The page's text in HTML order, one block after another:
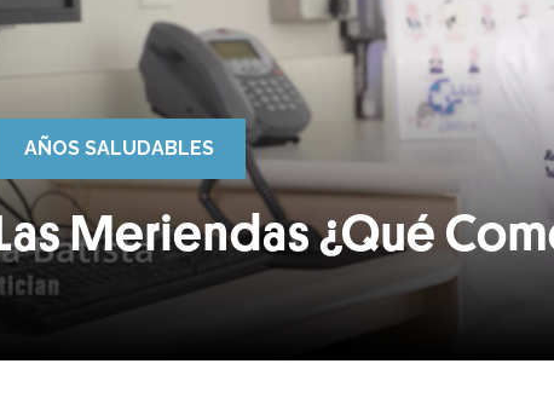
AÑOS SALUDABLES
Las Meriendas ¿Qué